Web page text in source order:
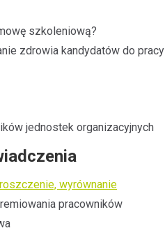
szkoleniową?
zdrowia kandydatów do pracy
jednostek organizacyjnych
wyrównanie
pracowników